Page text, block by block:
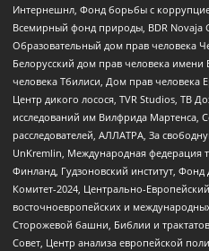
Интернешнл, Фонд борьбы с
Всемирный фонд природы, BDR Novaja
Образовательный дом прав человека
Белорусский дом прав человека имени
человека Тбилиси, Дом прав человека
Центр дикого лосося, TVR Studios, ТВ
исследований им Вилфрида Мартенса,
расследователей, АЛЛАТРА, За
UnKremlin, Международная федерация
Финланд, Гудзоновский институт, Фонд
Комитет-2024, Центрально-
восточноевропейских и
Сторожевой башни, Библии и
Совет, Центр анализа европейской